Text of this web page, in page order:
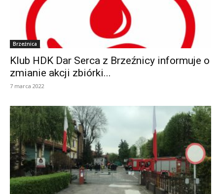
Brzeźnica
Klub HDK Dar Serca z Brzeźnicy informuje o
zmianie akcji zbiórki...
7 marca 2022